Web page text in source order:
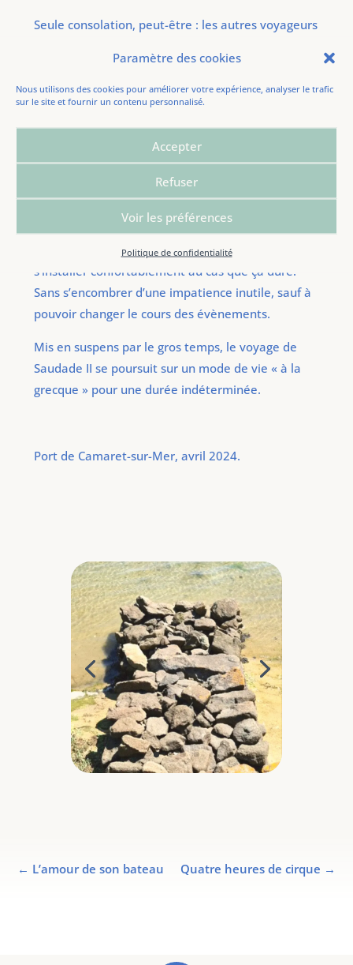
Paramètre des cookies
Nous utilisons des cookies pour améliorer votre expérience, analyser le trafic
sur le site et fournir un contenu personnalisé.
Accepter
Refuser
Voir les préférences
Politique de confidentialité
Seule consolation, peut-être : les autres voyageurs
plaisanciers qui sortent en mer pour profiter d’un
bref répit. Aucun voilier ne semble s’être aventuré
à traverser le golfe de Gascogne ces derniers
jours.
Je cultive legreek way of lifeappris par le passé
auprès d’un ex-petit ami grec. Sorte de flegme
être dans le creuset des vents défavorables. Un
imprévu dans les transports ? Il s’agira de
s’installer confortablement au cas que çà dure.
Sans s’encombrer d’une impatience inutile, sauf à
pouvoir changer le cours des évènements.
Mis en suspens par le gros temps, le voyage de
Saudade II se poursuit sur un mode de vie « à la
grecque » pour une durée indéterminée.
Port de Camaret-sur-Mer, avril 2024.
← L’amour de son bateau Quatre heures de cirque →